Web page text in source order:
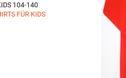
104-140
FÜR KIDS